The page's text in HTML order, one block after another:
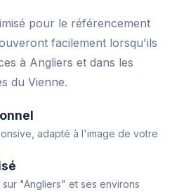
pour le référencement
facilement lorsqu'ils
à Angliers et dans les
du Vienne.
adapté à l'image de votre
"Angliers" et ses environs